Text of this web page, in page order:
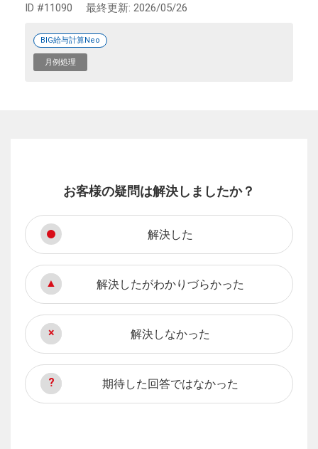
ID #11090 最終更新: 2026/05/26
BIG給与計算Neo
月例処理
お客様の疑問は解決しましたか？
解決した
解決したがわかりづらかった
解決しなかった
期待した回答ではなかった